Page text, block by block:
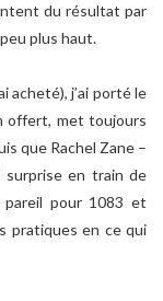
du résultat par
plus haut.
acheté), j’ai porté le
offert, met toujours
que Rachel Zane –
surprise en train de
pour 1083 et
pratiques en ce qui